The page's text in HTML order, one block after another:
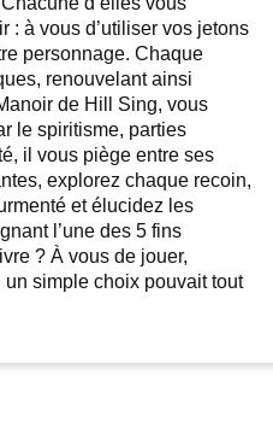
: à vous d’utiliser vos jetons
personnage. Chaque
renouvelant ainsi
de Hill Sing, vous
le spiritisme, parties
il vous piège entre ses
explorez chaque recoin,
et élucidez les
l’une des 5 fins
? À vous de jouer,
simple choix pouvait tout